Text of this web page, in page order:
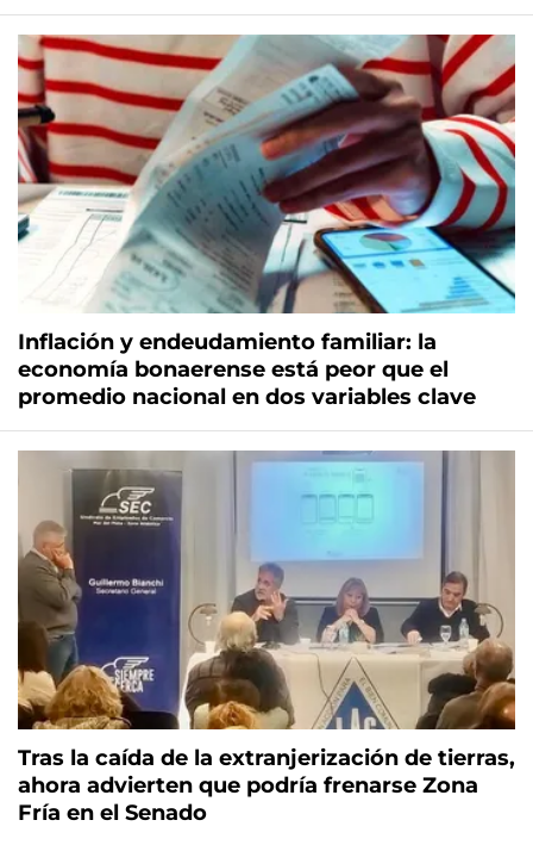
Inflación y endeudamiento familiar: la
economía bonaerense está peor que el
promedio nacional en dos variables clave
Tras la caída de la extranjerización de tierras,
ahora advierten que podría frenarse Zona
Fría en el Senado